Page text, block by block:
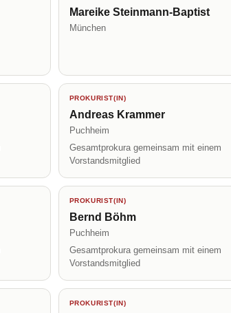
Mareike Steinmann-Baptist
München
PROKURIST(IN)
Andreas Krammer
Puchheim
Gesamtprokura gemeinsam mit einem
Vorstandsmitglied
PROKURIST(IN)
Bernd Böhm
Puchheim
Gesamtprokura gemeinsam mit einem
Vorstandsmitglied
PROKURIST(IN)